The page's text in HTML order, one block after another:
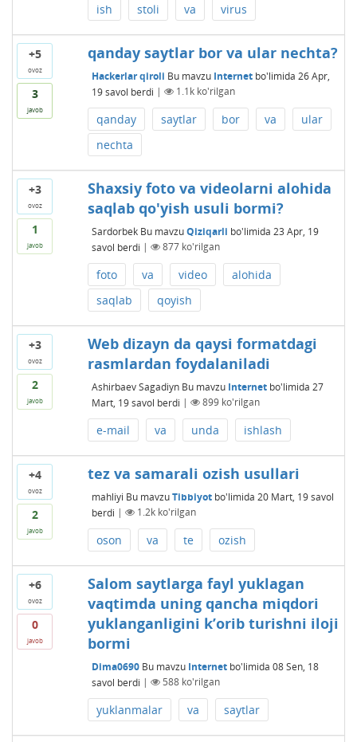
ish stoli va virus
+5
ovoz
3
javob
qanday saytlar bor va ular nechta?
Hackerlar qiroli Bu mavzu Internetbo'limida 26 Apr,
19 savol berdi | 1.1kko'rilgan
qanday saytlar bor va
ular
nechta
+3
ovoz
1
javob
Shaxsiy foto va videolarni alohida
saqlab qo'yish usuli bormi?
Sardorbek Bu mavzuQiziqarli bo'limida 23 Apr, 19
savol berdi | 877ko'rilgan
foto va video
alohida
saqlab
qoyish
+3
ovoz
2
javob
Web dizayn da qaysi formatdagi
rasmlardan foydalaniladi
Ashirbaev Sagadiyn Bu mavzu Internetbo'limida 27
Mart, 19 savol berdi | 899ko'rilgan
e-mail va unda ishlash
+4
ovoz
2
javob
tez va samarali ozish usullari
mahliyi Bu mavzuTibbiyotbo'limida 20 Mart, 19 savol
berdi | 1.2kko'rilgan
oson va te ozish
+6
ovoz
0
javob
Salom saytlarga fayl yuklagan
vaqtimda uning qancha miqdori
yuklanganligini k’orib turishni iloji
bormi
Dima0690 Bu mavzu Internetbo'limida 08 Sen, 18
savol berdi | 588ko'rilgan
yuklanmalar va saytlar